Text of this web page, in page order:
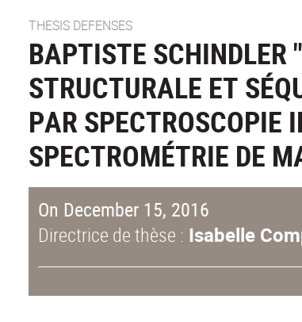
THESIS DEFENSES
BAPTISTE
STRUCTURALE ET
PAR SPECTROSCOPIE
SPECTROMÉTRIE DE
On December 15, 2016
Directrice de thèse : Isabelle